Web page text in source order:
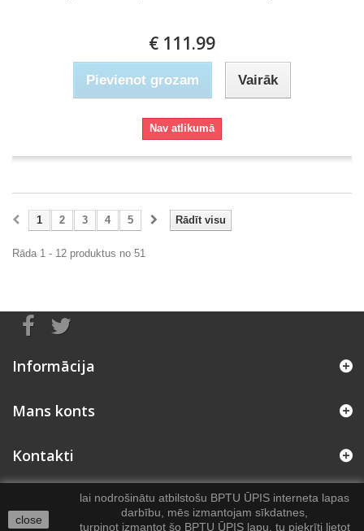
close
lai nodrošinātu atbilstošu BPTU ŪPIS interneta lapas
darbību, mēs izmantojam sīkdatnes,
turpinot izmantot šo BPTU ŪPIS lapu, tu piekrīti lietot
€ 111.99
Pievienot grozam Vairāk
Nav atlikumā
Rādīt visu
1 2 3 4 5
Rāda 1 - 12 produktus no 51
Informācija
Mans konts
Kontakti